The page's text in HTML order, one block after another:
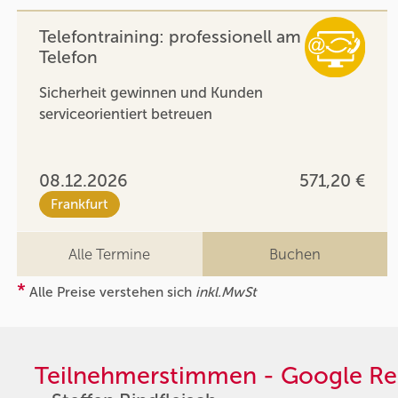
Telefontraining: professionell am
Telefon
Sicherheit gewinnen und Kunden
serviceorientiert betreuen
08.12.2026 571,20 €
Frankfurt
Alle Termine Buchen
* Alle Preise verstehen sich inkl.MwSt
Teilnehmerstimmen - Google